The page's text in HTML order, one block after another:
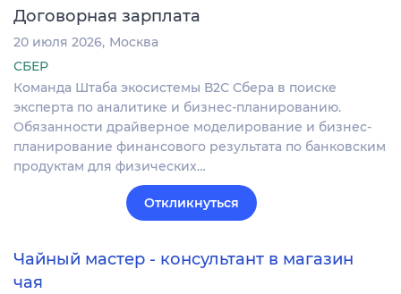
Договорная зарплата
20 июля 2026 Москва
СБЕР
Команда Штаба экосистемы В2С Сбера в поиске
эксперта по аналитике и бизнес-планированию.
Обязанности драйверное моделирование и бизнес-
планирование финансового результата по банковским
продуктам для физических…
Откликнуться
Чайный мастер - консультант в магазин
чая